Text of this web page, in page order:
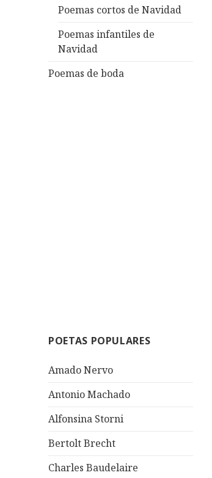
Poemas cortos de Navidad
Poemas infantiles de
Navidad
Poemas de boda
POETAS POPULARES
Amado Nervo
Antonio Machado
Alfonsina Storni
Bertolt Brecht
Charles Baudelaire